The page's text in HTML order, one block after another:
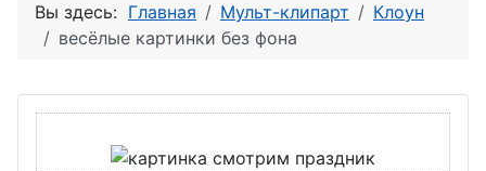
Вы здесь: Главная Мульт-клипарт
Клоун
весёлые картинки без фона